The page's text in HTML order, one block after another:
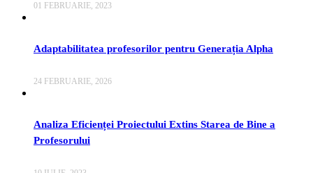
01 FEBRUARIE, 2023
Adaptabilitatea profesorilor pentru Generația Alpha
24 FEBRUARIE, 2026
Analiza Eficienței Proiectului Extins Starea de Bine a
Profesorului